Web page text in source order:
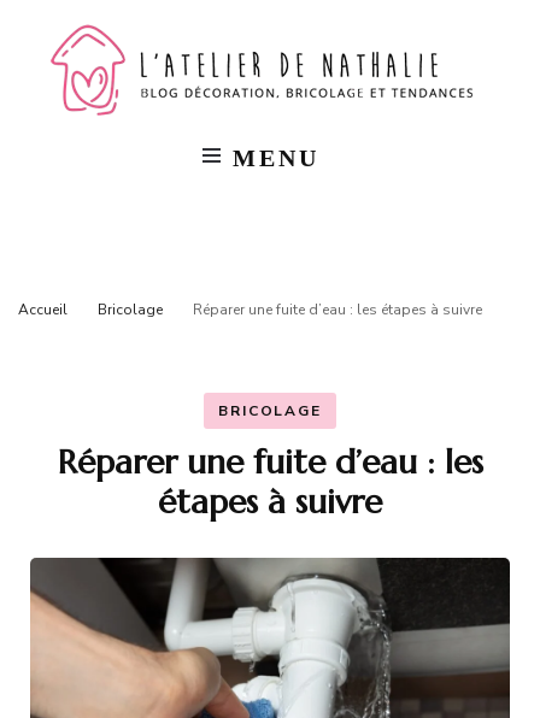
MENU
Accueil Bricolage Réparer une fuite d’eau : les étapes à suivre
BRICOLAGE
Réparer une fuite d’eau : les
étapes à suivre